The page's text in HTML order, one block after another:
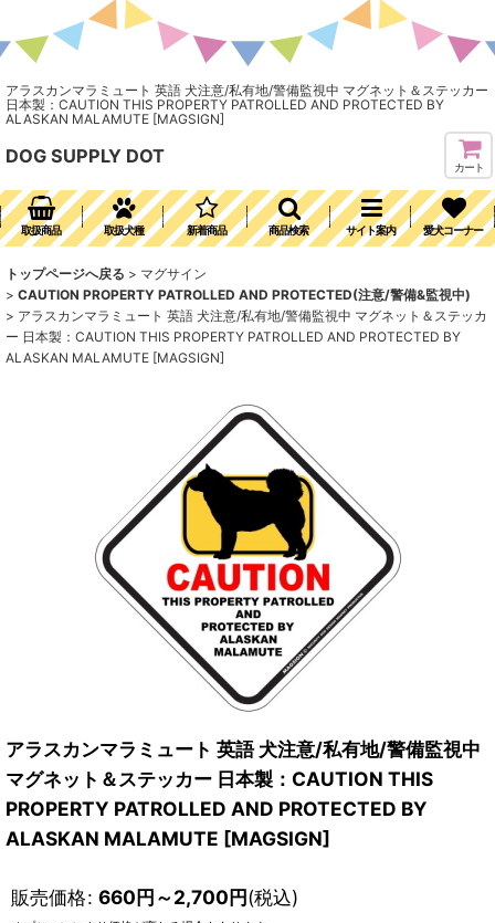
アラスカンマラミュート 英語 犬注意/私有地/警備監視中 マグネット＆ステッカー
日本製：CAUTION THIS PROPERTY PATROLLED AND PROTECTED BY
ALASKAN MALAMUTE [MAGSIGN]
DOG SUPPLY DOT
カート
取扱商品 取扱犬種 新着商品 商品検索 サイト案内 愛犬コーナー
トップページへ戻る > マグサイン
> CAUTION PROPERTY PATROLLED AND PROTECTED(注意/警備&監視中)
> アラスカンマラミュート 英語 犬注意/私有地/警備監視中 マグネット＆ステッカ
ー 日本製：CAUTION THIS PROPERTY PATROLLED AND PROTECTED BY
ALASKAN MALAMUTE [MAGSIGN]
アラスカンマラミュート 英語 犬注意/私有地/警備監視中
マグネット＆ステッカー 日本製：CAUTION THIS
PROPERTY PATROLLED AND PROTECTED BY
ALASKAN MALAMUTE [MAGSIGN]
販売価格: 660円～2,700円(税込)